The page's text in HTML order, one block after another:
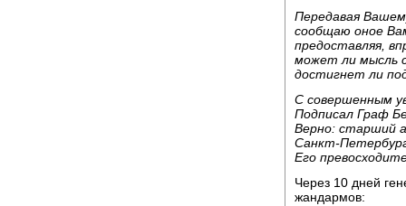
Передавая
сообщаю оное
предоставляя,
может ли мысль
достигнет ли
С совершенным
Подписал Граф
Верно: старший
Санкт-
Его
Через 10 дней
жандармов: